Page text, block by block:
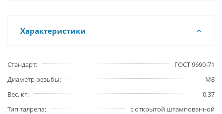
Характеристики
Стандарт
ГОСТ 9690-71
Диаметр резьбы
М8
Вес, кг
0,37
Тип талрепа
с открытой штампованной